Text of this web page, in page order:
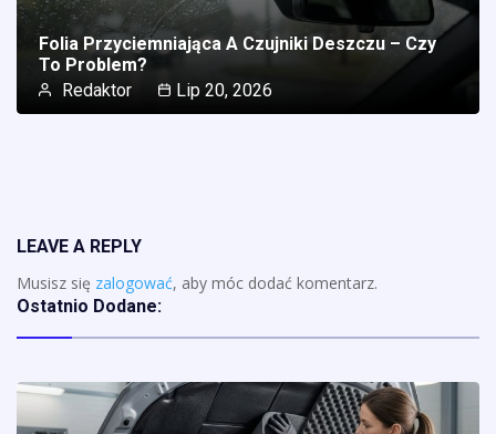
Folia Przyciemniająca A Czujniki Deszczu – Czy
To Problem?
Redaktor
Lip 20, 2026
LEAVE A REPLY
Musisz się zalogować, aby móc dodać komentarz.
Ostatnio Dodane: